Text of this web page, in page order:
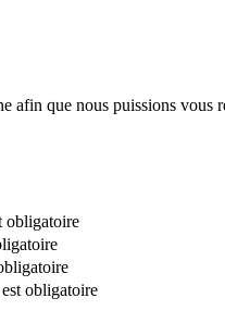
que nous puissions vous
obligatoire
obligatoire